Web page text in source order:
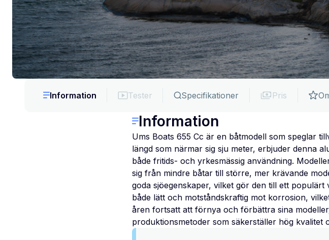
Information Tester Specifikationer Pris
Information
Ums Boats 655 Cc är en båtmodell som speglar
längd som närmar sig sju meter, erbjuder denna
både fritids- och yrkesmässig användning.
sig från mindre båtar till större, mer krävande
goda sjöegenskaper, vilket gör den till ett
både lätt och motståndskraftig mot korrosion,
åren fortsatt att förnya och förbättra sina
produktionsmetoder som säkerställer hög kvalitet